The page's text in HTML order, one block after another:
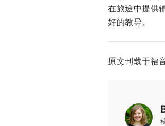
在旅途中提供
好的教导。
原文刊载于福